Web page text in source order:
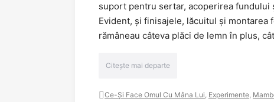
suport pentru sertar, acoperirea
Evident, și finisajele, lăcuitul și
rămâneau câteva plăci de lemn în plus,
Citește mai departe
Ce-Și Face Omul Cu Mâna Lui Experimente